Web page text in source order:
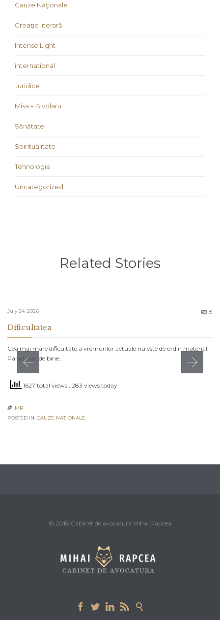
Cauze Naţionale
Creaţie literară
Intense Light
international
Juridice
Misa – Bivolaru
Sănătate
Spiritualitate
Tehnologie
Uncategorized
Related Stories
July 24, 2026  8
Dificultatea
Cea mai mare dificultate a vremurilor actuale nu este de ordin material.
Paradoxal, de bine…
1627 total views , 283 views today
 MR
POSTED IN: CAUZE NAŢIONALE
© 2018 Cabinet de avocatura Mihai Rapcea
    